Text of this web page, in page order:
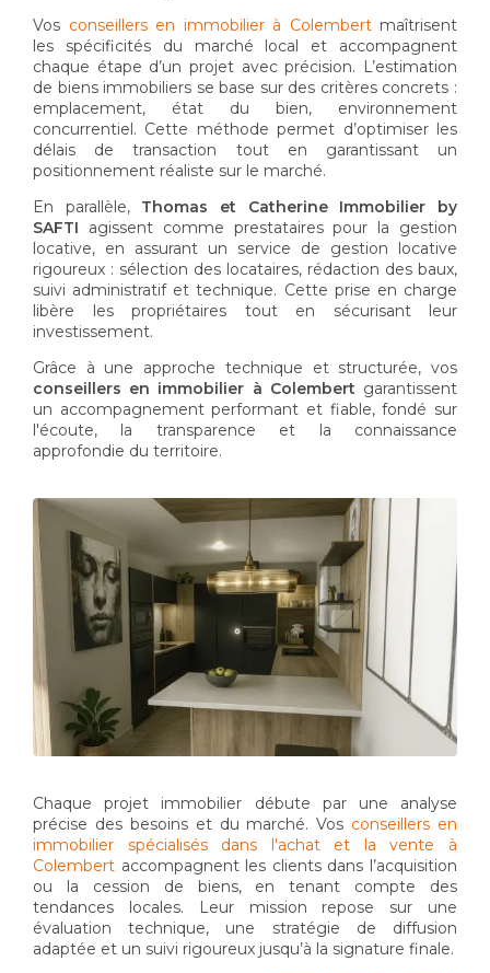
Vos conseillers en immobilier à Colembert maîtrisent
les spécificités du marché local et accompagnent
chaque étape d’un projet avec précision. L’estimation
de biens immobiliers se base sur des critères concrets :
emplacement, état du bien, environnement
concurrentiel. Cette méthode permet d’optimiser les
délais de transaction tout en garantissant un
positionnement réaliste sur le marché.
En parallèle, Thomas et Catherine Immobilier by
SAFTI agissent comme prestataires pour la gestion
locative, en assurant un service de gestion locative
rigoureux : sélection des locataires, rédaction des baux,
suivi administratif et technique. Cette prise en charge
libère les propriétaires tout en sécurisant leur
investissement.
Grâce à une approche technique et structurée, vos
conseillers en immobilier à Colembert garantissent
un accompagnement performant et fiable, fondé sur
l'écoute, la transparence et la connaissance
approfondie du territoire.
Chaque projet immobilier débute par une analyse
précise des besoins et du marché. Vos conseillers en
immobilier spécialisés dans l'achat et la vente à
Colembert accompagnent les clients dans l’acquisition
ou la cession de biens, en tenant compte des
tendances locales. Leur mission repose sur une
évaluation technique, une stratégie de diffusion
adaptée et un suivi rigoureux jusqu’à la signature finale.